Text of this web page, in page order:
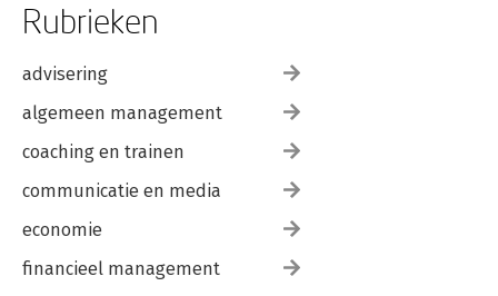
Rubrieken
advisering
algemeen management
coaching en trainen
communicatie en media
economie
financieel management